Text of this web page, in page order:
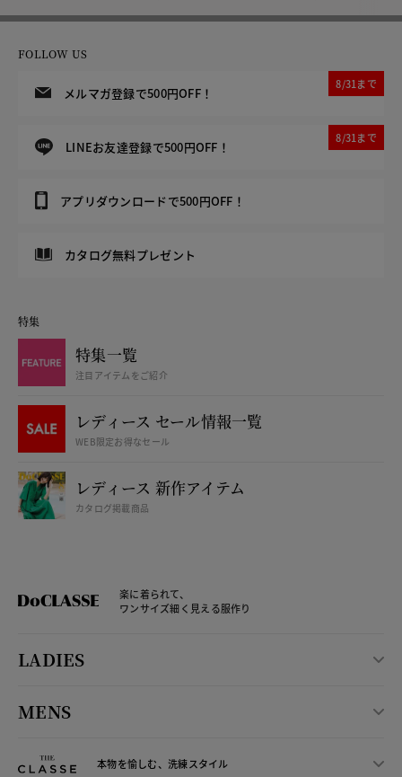
FOLLOW US
メルマガ登録で500円OFF！
8/31まで
LINEお友達登録で500円OFF！
8/31まで
アプリダウンロードで500円OFF！
カタログ無料プレゼント
特集
特集一覧
注目アイテムをご紹介
レディース セール情報一覧
WEB限定お得なセール
レディース 新作アイテム
カタログ掲載商品
楽に着られて、
ワンサイズ細く見える服作り
LADIES
MENS
本物を愉しむ、洗練スタイル